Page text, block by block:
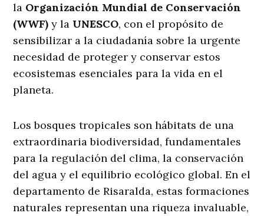
la Organización Mundial de Conservación
(WWF) y la UNESCO, con el propósito de
sensibilizar a la ciudadanía sobre la urgente
necesidad de proteger y conservar estos
ecosistemas esenciales para la vida en el
planeta.
Los bosques tropicales son hábitats de una
extraordinaria biodiversidad, fundamentales
para la regulación del clima, la conservación
del agua y el equilibrio ecológico global. En el
departamento de Risaralda, estas formaciones
naturales representan una riqueza invaluable,